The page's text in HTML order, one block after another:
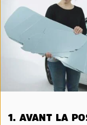
1. AVANT LA